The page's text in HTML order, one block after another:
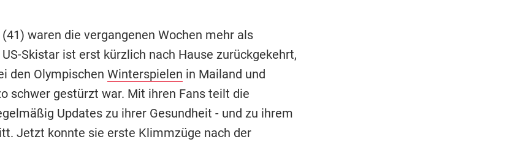
(41) waren die vergangenen Wochen mehr als
Skistar ist erst kürzlich nach Hause zurückgekehrt,
den Olympischen Winterspielen in Mailand und
schwer gestürzt war. Mit ihren Fans teilt die
Updates zu ihrer Gesundheit - und zu ihrem
Jetzt konnte sie erste Klimmzüge nach der